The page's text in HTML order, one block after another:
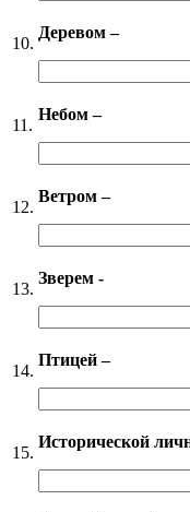
10.
Деревом –
11.
Небом –
12.
Ветром –
13.
Зверем -
14.
Птицей –
15.
Исторической